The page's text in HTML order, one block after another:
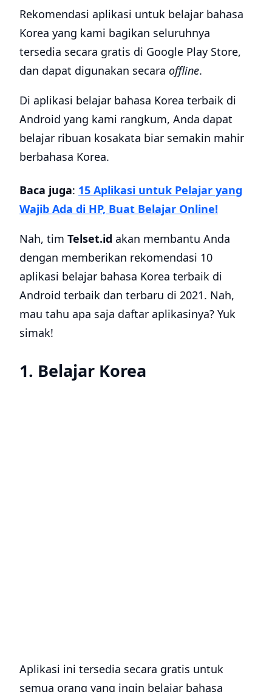
Rekomendasi aplikasi untuk belajar bahasa
Korea yang kami bagikan seluruhnya
tersedia secara gratis di Google Play Store,
dan dapat digunakan secara offline.
Di aplikasi belajar bahasa Korea terbaik di
Android yang kami rangkum, Anda dapat
belajar ribuan kosakata biar semakin mahir
berbahasa Korea.
Baca juga: 15 Aplikasi untuk Pelajar yang
Wajib Ada di HP, Buat Belajar Online!
Nah, tim Telset.id akan membantu Anda
dengan memberikan rekomendasi 10
aplikasi belajar bahasa Korea terbaik di
Android terbaik dan terbaru di 2021. Nah,
mau tahu apa saja daftar aplikasinya? Yuk
simak!
1. Belajar Korea
Aplikasi ini tersedia secara gratis untuk
semua orang yang ingin belajar bahasa